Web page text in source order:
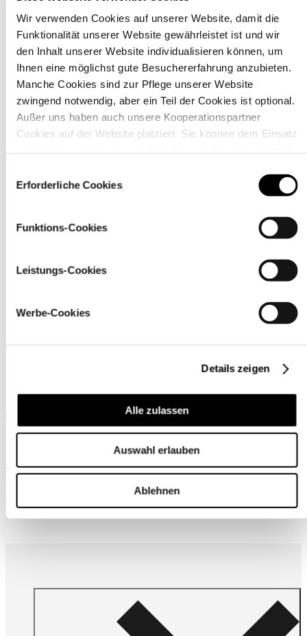
Wir verwenden Cookies auf unserer Website, damit die
Funktionalität unserer Website gewährleistet ist und wir
den Inhalt unserer Website individualisieren können, um
Ihnen eine möglichst gute Besuchererfahrung anzubieten.
Manche Cookies sind zur Pflege unserer Website
zwingend notwendig, aber ein Teil der Cookies ist optional.
Außer uns haben auch unsere Kooperationspartner
Cookies auf der Website platziert. Sie können dem Einsatz
über den Link „Cookie-Einstellungen
Erforderliche Cookies
Funktions-Cookies
Leistungs-Cookies
Werbe-Cookies
Details zeigen
Alle zulassen
Auswahl erlauben
Ablehnen
Material
Pflegehinweise
Ähnliche Produkte
Wird oft zusammen gekauft